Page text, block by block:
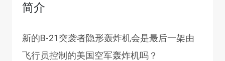
简介
新的B-21突袭者隐形轰炸机会是最后一架由
飞行员控制的美国空军轰炸机吗？